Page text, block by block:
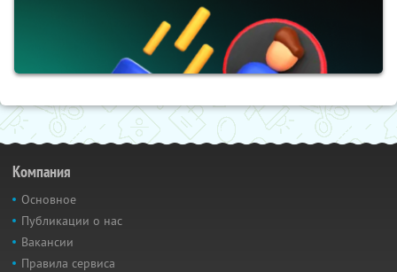
Компания
Основное
Публикации о нас
Вакансии
Правила сервиса